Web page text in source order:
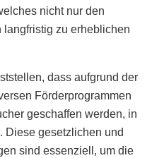
nicht nur den
langfristig zu erheblichen
dass aufgrund der
Förderprogrammen
geschaffen werden, in
Diese gesetzlichen und
sind essenziell, um die